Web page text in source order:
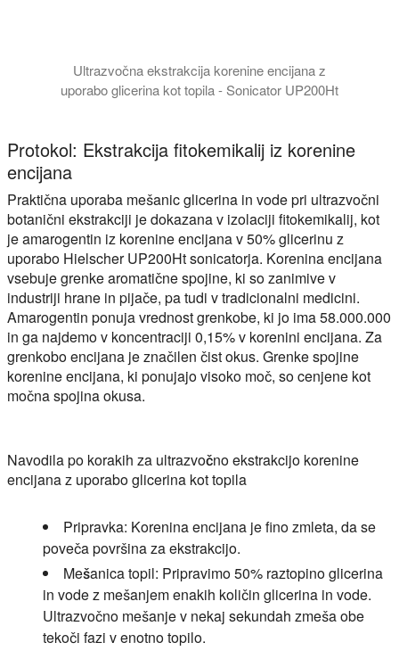
Ultrazvočna ekstrakcija korenine encijana z
uporabo glicerina kot topila - Sonicator UP200Ht
Protokol: Ekstrakcija fitokemikalij iz korenine
encijana
Praktična uporaba mešanic glicerina in vode pri ultrazvočni
botanični ekstrakciji je dokazana v izolaciji fitokemikalij, kot
je amarogentin iz korenine encijana v 50% glicerinu z
uporabo Hielscher UP200Ht sonicatorja. Korenina encijana
vsebuje grenke aromatične spojine, ki so zanimive v
industriji hrane in pijače, pa tudi v tradicionalni medicini.
Amarogentin ponuja vrednost grenkobe, ki jo ima 58.000.000
in ga najdemo v koncentraciji 0,15% v korenini encijana. Za
grenkobo encijana je značilen čist okus. Grenke spojine
korenine encijana, ki ponujajo visoko moč, so cenjene kot
močna spojina okusa.
Navodila po korakih za ultrazvočno ekstrakcijo korenine
encijana z uporabo glicerina kot topila
Pripravka: Korenina encijana je fino zmleta, da se
poveča površina za ekstrakcijo.
Mešanica topil: Pripravimo 50% raztopino glicerina
in vode z mešanjem enakih količin glicerina in vode.
Ultrazvočno mešanje v nekaj sekundah zmeša obe
tekoči fazi v enotno topilo.